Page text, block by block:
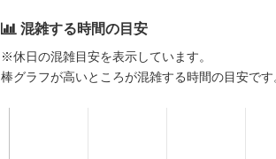
混雑する時間の目安
※休日の混雑目安を表示しています。
棒グラフが高いところが混雑する時間の目安です